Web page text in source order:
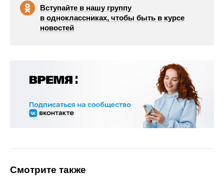
Вступайте в нашу группу
в одноклассниках, чтобы быть в курсе
новостей
Смотрите также